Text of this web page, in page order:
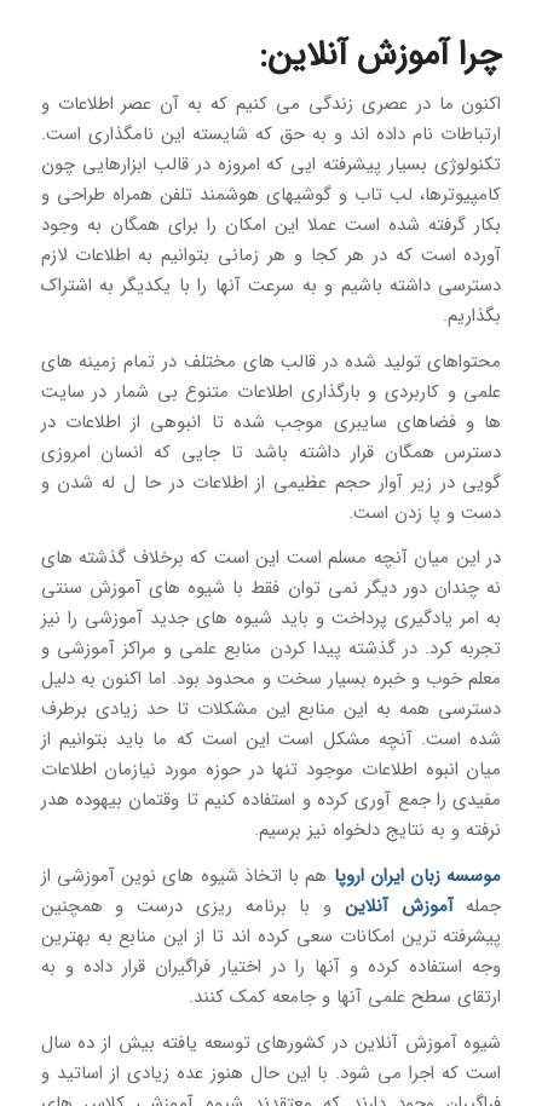
چرا آموزش آنلاین:
اکنون ما در عصری زندگی می کنیم که به آن عصر اطلاعات و
ارتباطات نام داده اند و به حق که شایسته این نامگذاری است.
تکنولوژی بسیار پیشرفته ایی که امروزه در قالب ابزارهایی چون
کامپیوترها، لب تاب و گوشیهای هوشمند تلفن همراه طراحی و
بکار گرفته شده است عملا این امکان را برای همگان به وجود
آورده است که در هر کجا و هر زمانی بتوانیم به اطلاعات لازم
دسترسی داشته باشیم و به سرعت آنها را با یکدیگر به اشتراک
بگذاریم.
محتواهای تولید شده در قالب های مختلف در تمام زمینه های
علمی و کاربردی و بارگذاری اطلاعات متنوع بی شمار در سایت
ها و فضاهای سایبری موجب شده تا انبوهی از اطلاعات در
دسترس همگان قرار داشته باشد تا جایی که انسان امروزی
گویی در زیر آوار حجم عظیمی از اطلاعات در حا ل له شدن و
دست و پا زدن است.
در این میان آنچه مسلم است این است که برخلاف گذشته های
نه چندان دور دیگر نمی توان فقط با شیوه های آموزش سنتی
به امر یادگیری پرداخت و باید شیوه های جدید آموزشی را نیز
تجربه کرد. در گذشته پیدا کردن منابع علمی و مراکز آموزشی و
معلم خوب و خبره بسیار سخت و محدود بود. اما اکنون به دلیل
دسترسی همه به این منابع این مشکلات تا حد زیادی برطرف
شده است. آنچه مشکل است این است که ما باید بتوانیم از
میان انبوه اطلاعات موجود تنها در حوزه مورد نیازمان اطلاعات
مفیدی را جمع آوری کرده و استفاده کنیم تا وقتمان بیهوده هدر
نرفته و به نتایج دلخواه نیز برسیم.
موسسه زبان ایران اروپا هم با اتخاذ شیوه های نوین آموزشی از
جملهآموزش آنلاین و با برنامه ریزی درست و همچنین
پیشرفته ترین امکانات سعی کرده اند تا از این منابع به بهترین
وجه استفاده کرده و آنها را در اختیار فراگیران قرار داده و به
ارتقای سطح علمی آنها و جامعه کمک کنند.
شیوه آموزش آنلاین در کشورهای توسعه یافته بیش از ده سال
است که اجرا می شود. با این حال هنوز عده زیادی از اساتید و